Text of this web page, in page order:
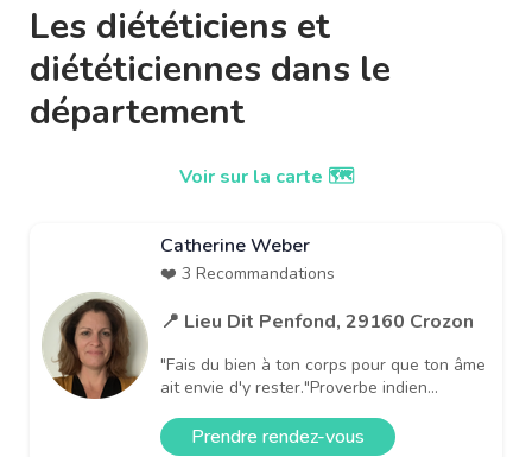
Les diététiciens et
diététiciennes dans le
département
Voir sur la carte 🗺️
Catherine Weber
❤️ 3 Recommandations
📍 Lieu Dit Penfond, 29160 Crozon
"Fais du bien à ton corps pour que ton âme
ait envie d'y rester."​Proverbe indien...
Prendre rendez-vous